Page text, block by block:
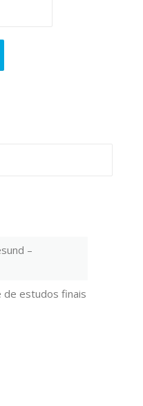
–
de estudos finais